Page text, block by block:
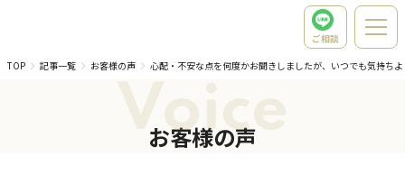
ご相談
TOP
記事一覧 お客様の声 心配・不安な点を何度かお聞きしましたが、いつでも気持ち
Voice
お客様の声